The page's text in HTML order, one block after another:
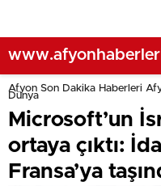
Afyon Son Dakika Haberleri
Dünya
Microsoft’un
ortaya çıktı:
Fransa’ya